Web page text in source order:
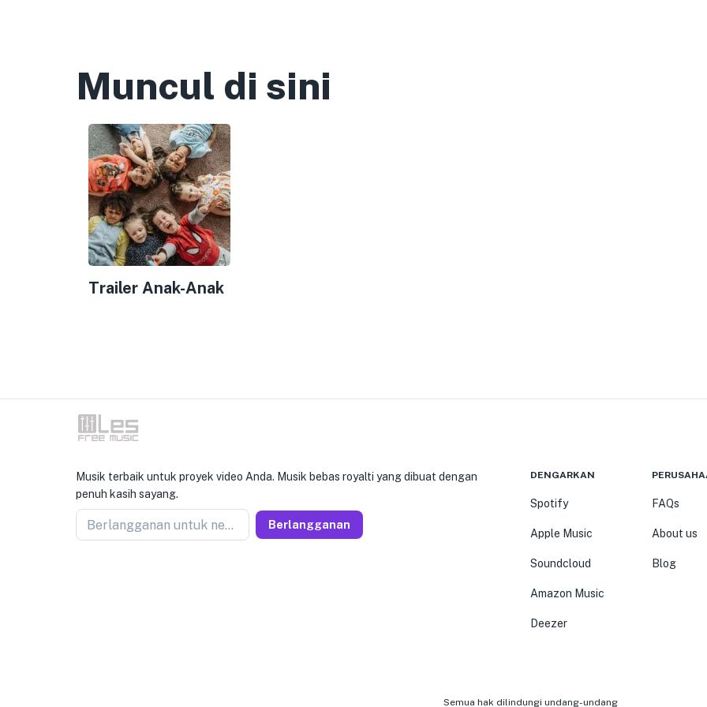
Muncul di sini
Trailer Anak-Anak
Musik terbaik untuk proyek video Anda. Musik bebas royalti yang dibuat dengan
penuh kasih sayang.
Berlangganan untuk newseller Berlangganan
DENGARKAN
Spotify
Apple Music
Soundcloud
Amazon Music
Deezer
FAQs
About us
Blog
Semua hak dilindungi undang-undang